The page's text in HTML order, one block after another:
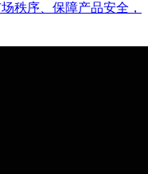
秩序、保障产品安全，